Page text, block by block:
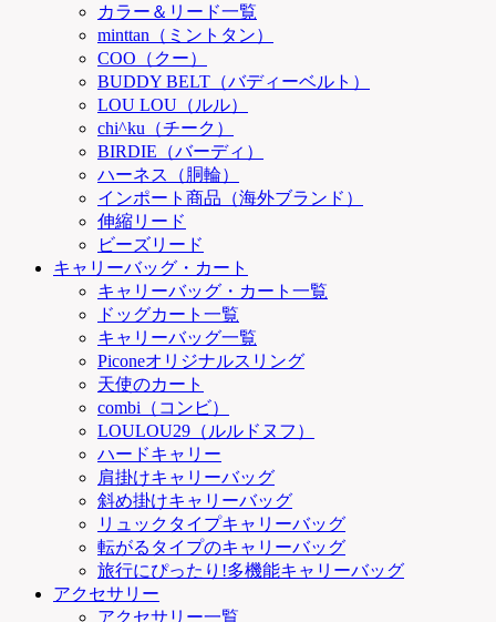
カラー＆リード一覧
minttan（ミントタン）
COO（クー）
BUDDY BELT（バディーベルト）
LOU LOU（ルル）
chi^ku（チーク）
BIRDIE（バーディ）
ハーネス（胴輪）
インポート商品（海外ブランド）
伸縮リード
ビーズリード
キャリーバッグ・カート
キャリーバッグ・カート一覧
ドッグカート一覧
キャリーバッグ一覧
Piconeオリジナルスリング
天使のカート
combi（コンビ）
LOULOU29（ルルドヌフ）
ハードキャリー
肩掛けキャリーバッグ
斜め掛けキャリーバッグ
リュックタイプキャリーバッグ
転がるタイプのキャリーバッグ
旅行にぴったり!多機能キャリーバッグ
アクセサリー
アクセサリー一覧